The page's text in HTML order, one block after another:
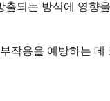
되는 방식에 영향
작용을 예방하는